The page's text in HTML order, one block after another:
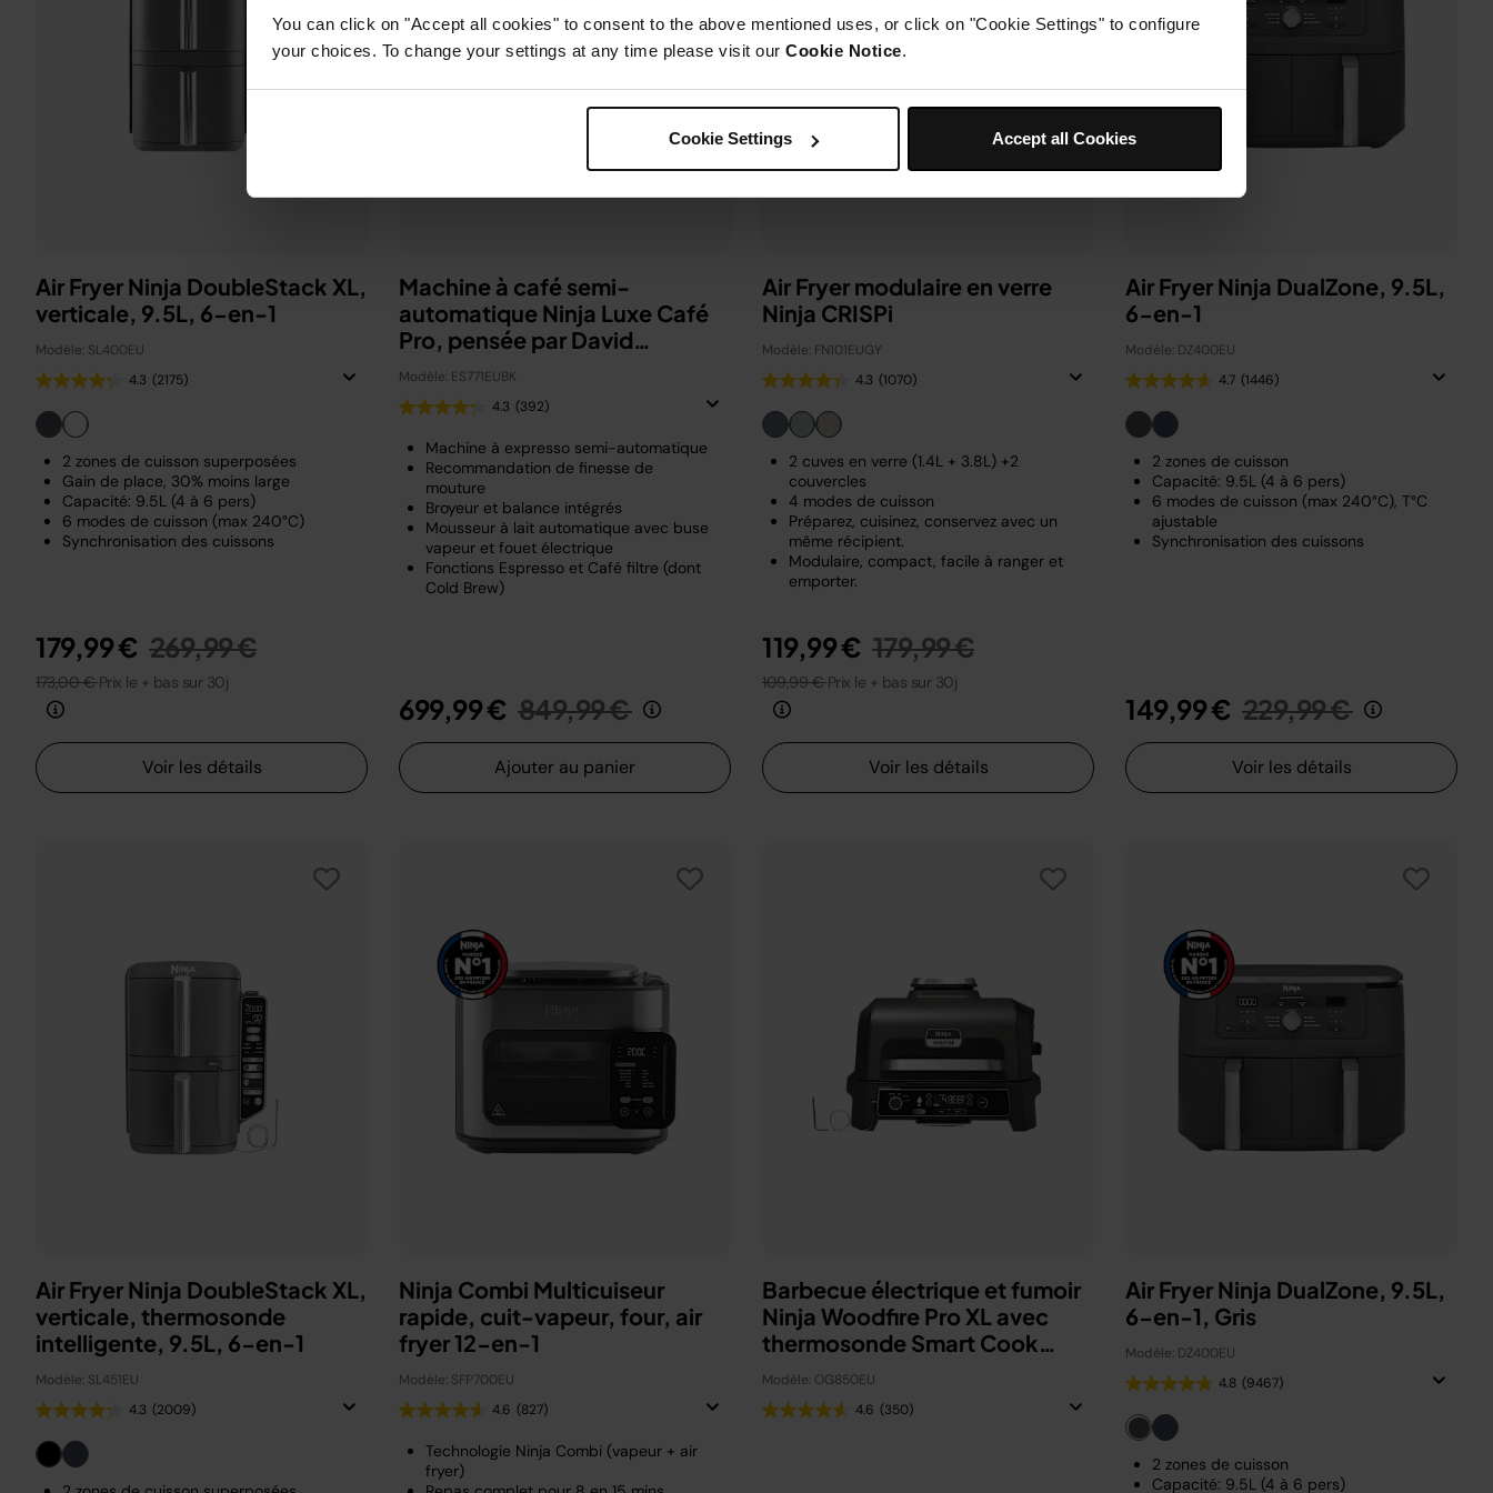
You can click on "Accept all cookies" to consent to the above mentioned uses, or click on "Cookie Settings" to configure
your choices. To change your settings at any time please visit our Cookie Notice.
Cookie Settings Accept all Cookies
Air Fryer Ninja DoubleStack XL,
verticale, 9.5L, 6-en-1
Modèle: SL400EU
4.3 (2175)
2 zones de cuisson superposées
Gain de place, 30% moins large
Capacité: 9.5L (4 à 6 pers)
6 modes de cuisson (max 240°C)
Synchronisation des cuissons
179,99 € Prix réduit de
269,99 €au
173,00 €Prix le + bas sur 30j
Voir les détails
Machine à café semi-
automatique Ninja Luxe Café
Pro, pensée par David
Beckham
Modèle: ES771EUBK
4.3 (392)
Machine à expresso semi-automatique
Recommandation de finesse de
mouture
Broyeur et balance intégrés
Mousseur à lait automatique avec buse
vapeur et fouet électrique
Fonctions Espresso et Café filtre (dont
Cold Brew)
699,99 € Prix réduit de
849,99 €au
Ajouter au panier
Air Fryer modulaire en verre
Ninja CRISPi
Modèle: FN101EUGY
4.3 (1070)
2 cuves en verre (1.4L + 3.8L) +2
couvercles
4 modes de cuisson
Préparez, cuisinez, conservez avec un
même récipient.
Modulaire, compact, facile à ranger et
emporter.
119,99 € Prix réduit de
179,99 €au
109,99 €Prix le + bas sur 30j
Voir les détails
Air Fryer Ninja DualZone, 9.5L,
6-en-1
Modèle: DZ400EU
4.7 (1446)
2 zones de cuisson
Capacité: 9.5L (4 à 6 pers)
6 modes de cuisson (max 240°C), T°C
ajustable
Synchronisation des cuissons
149,99 € Prix réduit de
229,99 €au
Voir les détails
Air Fryer Ninja DoubleStack XL,
verticale, thermosonde
intelligente, 9.5L, 6-en-1
Modèle: SL451EU
4.3 (2009)
Ninja Combi Multicuiseur
rapide, cuit-vapeur, four, air
fryer 12-en-1
Modèle: SFP700EU
4.6 (827)
Technologie Ninja Combi (vapeur + air
fryer)
Barbecue électrique et fumoir
Ninja Woodfire Pro XL avec
thermosonde Smart Cook
OG850EU
Modèle: OG850EU
4.6 (350)
Air Fryer Ninja DualZone, 9.5L,
6-en-1, Gris
Modèle: DZ400EU
4.8 (9467)
2 zones de cuisson
Capacité: 9.5L (4 à 6 pers)